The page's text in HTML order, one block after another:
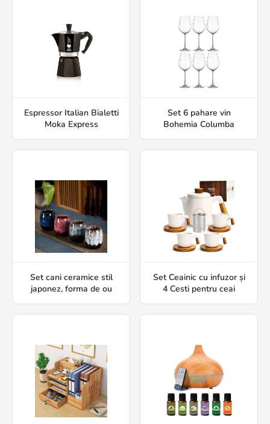
Espressor Italian Bialetti
Moka Express
Set 6 pahare vin
Bohemia Columba
Set cani ceramice stil
japonez, forma de ou
Set Ceainic cu infuzor și
4 Cesti pentru ceai